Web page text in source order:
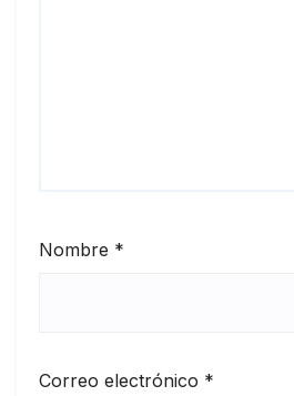
Nombre *
Correo electrónico *